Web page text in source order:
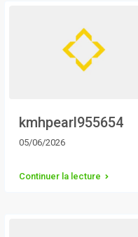
kmhpearl955654
05/06/2026
Continuer la lecture